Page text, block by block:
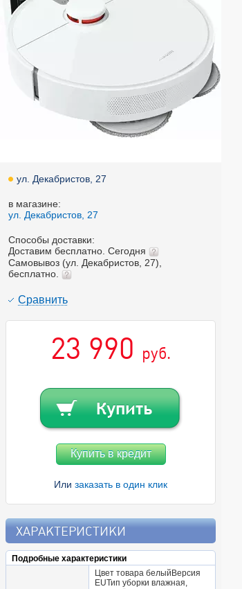
ул. Декабристов, 27
в магазине:
ул. Декабристов, 27
Способы доставки:
Доставим бесплатно. Сегодня
Самовывоз (ул. Декабристов, 27),
бесплатно.
Cравнить
23 990 руб.
Купить в кредит
Или заказать в один клик
ХАРАКТЕРИСТИКИ
Подробные характеристики
Цвет товара белыйВерсия
EUТип уборки влажная,